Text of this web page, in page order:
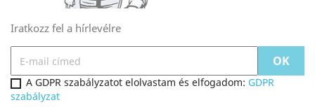
Iratkozz fel a hírlevélre
A GDPR szabályzatot elolvastam és elfogadom: GDPR
szabályzat